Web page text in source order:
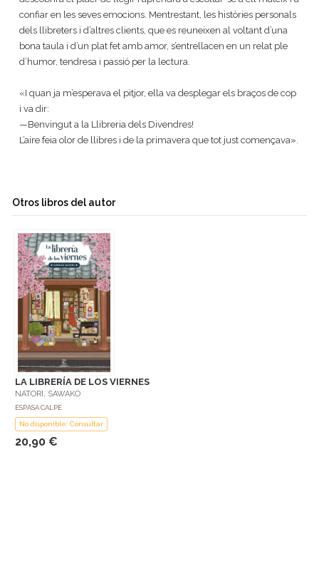
confiar en les seves emocions. Mentrestant, les històries personals
dels llibreters i d’altres clients, que es reuneixen al voltant d’una
bona taula i d’un plat fet amb amor, s’entrellacen en un relat ple
d’humor, tendresa i passió per la lectura.
«I quan ja m’esperava el pitjor, ella va desplegar els braços de cop
i va dir:
—Benvingut a la Llibreria dels Divendres!
L’aire feia olor de llibres i de la primavera que tot just començava».
Otros libros del autor
LA LIBRERÍA DE LOS VIERNES
NATORI, SAWAKO
ESPASA CALPE
No disponible: Consultar
20,90 €